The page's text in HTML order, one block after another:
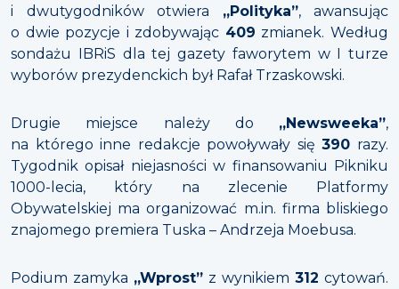
i dwutygodników otwiera „Polityka”, awansując
o dwie pozycje i zdobywając 409 zmianek. Według
sondażu IBRiS dla tej gazety faworytem w I turze
wyborów prezydenckich był Rafał Trzaskowski.
Drugie miejsce należy do „Newsweeka”,
na którego inne redakcje powoływały się390 razy.
Tygodnik opisał niejasności w finansowaniu Pikniku
1000-lecia, który na zlecenie Platformy
Obywatelskiej ma organizować m.in. firma bliskiego
znajomego premiera Tuska – Andrzeja Moebusa.
Podium zamyka „Wprost” z wynikiem 312 cytowań.